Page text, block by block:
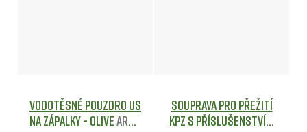
Vodotěsné pouzdro US
na zápalky - OliveArmy
Souprava pro přežití
KPZ s příslušenstvím